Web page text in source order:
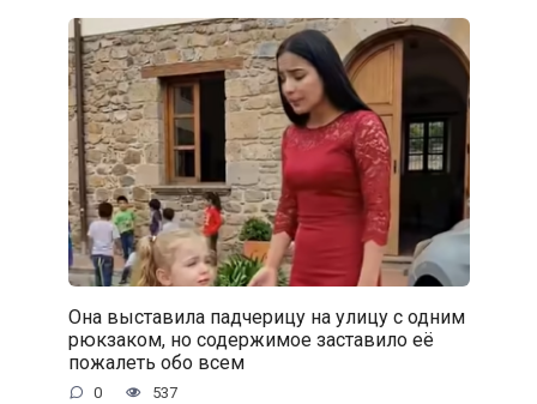
Она выставила падчерицу на улицу с одним
рюкзаком, но содержимое заставило её
пожалеть обо всем
0 537